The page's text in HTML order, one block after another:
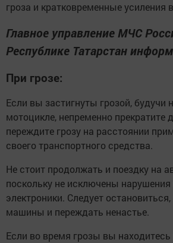
гроза и кратковременные усиления
Главное управление МЧС
Республике Татарстан
При грозе:
Если вы застигнуты грозой, будучи
мотоцикле, непременно прекратите
переждите грозу на расстоянии
своего транспортного средства.
Не стоит продолжать и поездку на
поскольку не исключены нарушения
электроники. Следует
машины и переждать ненастье.
Если во время грозы вы